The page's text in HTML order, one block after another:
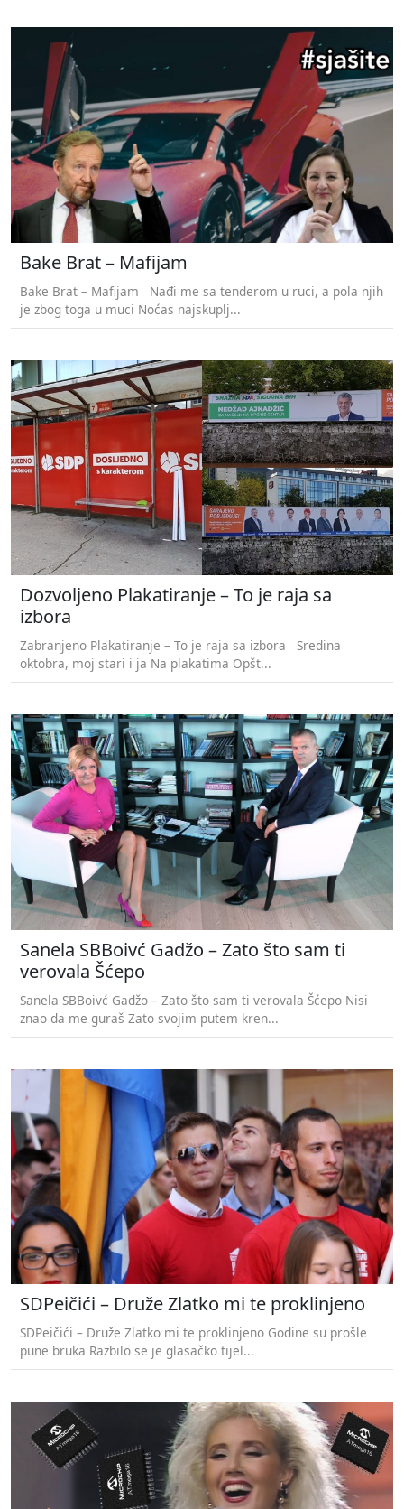
Bake Brat – Mafijam
Bake Brat – Mafijam Nađi me sa tenderom u ruci, a pola njih
je zbog toga u muci Noćas najskuplj...
Dozvoljeno Plakatiranje – To je raja sa
izbora
Zabranjeno Plakatiranje – To je raja sa izbora Sredina
oktobra, moj stari i ja Na plakatima Opšt...
Sanela SBBoivć Gadžo – Zato što sam ti
verovala Šćepo
Sanela SBBoivć Gadžo – Zato što sam ti verovala Šćepo Nisi
znao da me guraš Zato svojim putem kren...
SDPeičići – Druže Zlatko mi te proklinjeno
SDPeičići – Druže Zlatko mi te proklinjeno Godine su prošle
pune bruka Razbilo se je glasačko tijel...